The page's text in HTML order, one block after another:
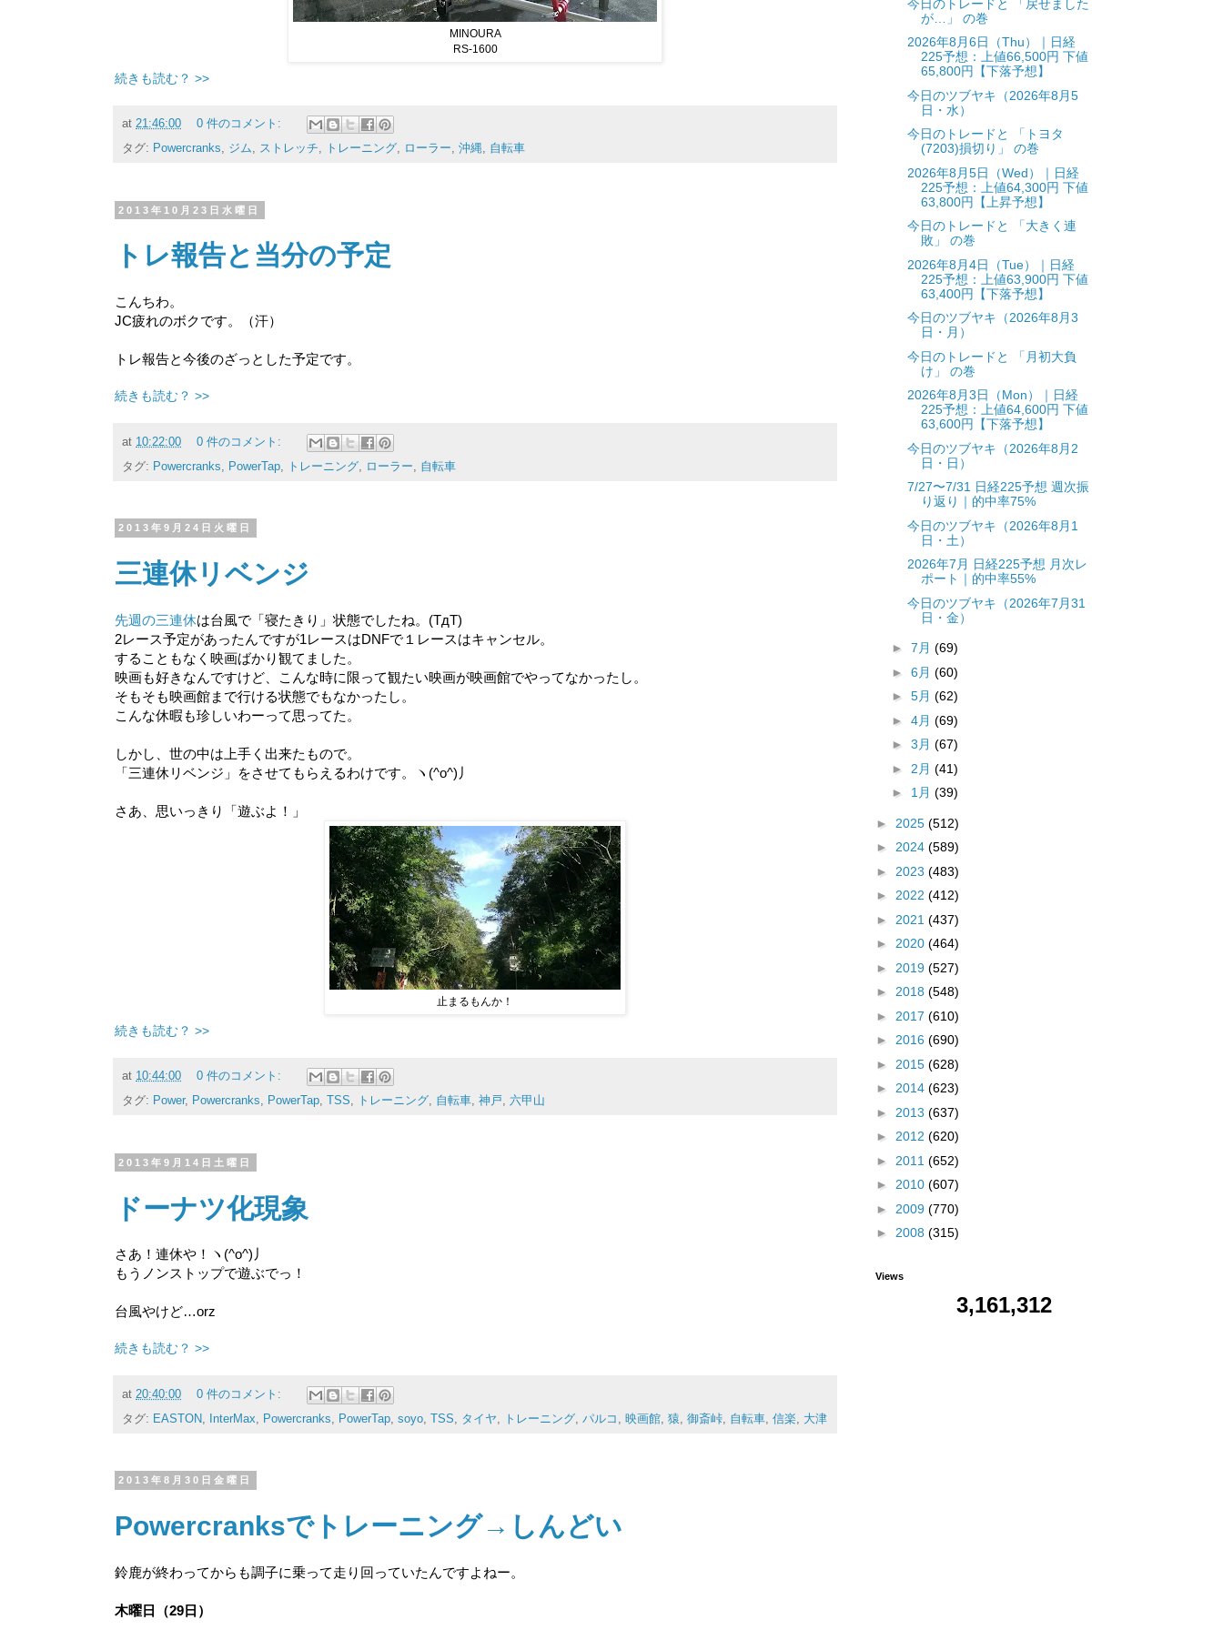
MINOURA
RS-1600
続きも読む？ >>
at 21:46:00
0 件のコメント:
タグ: Powercranks, ジム, ストレッチ, トレーニング, ローラー, 沖縄, 自転車
2013年10月23日水曜日
トレ報告と当分の予定
こんちわ。
JC疲れのボクです。（汗）
トレ報告と今後のざっとした予定です。
続きも読む？ >>
at 10:22:00
0 件のコメント:
タグ: Powercranks PowerTap トレーニング ローラー 自転車
2013年9月24日火曜日
三連休リベンジ
先週の三連休は台風で「寝たきり」状態でしたね。(TдT)
2レース予定があったんですが1レースはDNFで１レースはキャンセル。
することもなく映画ばかり観てました。
映画も好きなんですけど、こんな時に限って観たい映画が映画館でやってなかったし。
そもそも映画館まで行ける状態でもなかったし。
こんな休暇も珍しいわーって思ってた。
しかし、世の中は上手く出来たもので。
「三連休リベンジ」をさせてもらえるわけです。ヽ(^o^)丿
さあ、思いっきり「遊ぶよ！」
止まるもんか！
続きも読む？ >>
at 10:44:00
0 件のコメント:
タグ: Power, Powercranks, PowerTap, TSS, トレーニング, 自転車, 神戸, 六甲山
2013年9月14日土曜日
ドーナツ化現象
さあ！連休や！ヽ(^o^)丿
もうノンストップで遊ぶでっ！
台風やけど…orz
続きも読む？ >>
at 20:40:00
0 件のコメント:
タグ: EASTON InterMax Powercranks PowerTap soyo TSS タイヤ トレーニング パルコ 映画館 猿 御斎峠 自転車 信楽 大津
2013年8月30日金曜日
Powercranksでトレーニング→しんどい
鈴鹿が終わってからも調子に乗って走り回っていたんですよねー。
木曜日（29日）
今日のトレードと 「戻せました
が…」 の巻
2026年8月6日（Thu）｜日経
225予想：上値66,500円 下値
65,800円【下落予想】
今日のツブヤキ（2026年8月5
日・水）
今日のトレードと 「トヨタ
(7203)損切り」 の巻
2026年8月5日（Wed）｜日経
225予想：上値64,300円 下値
63,800円【上昇予想】
今日のトレードと 「大きく連
敗」 の巻
2026年8月4日（Tue）｜日経
225予想：上値63,900円 下値
63,400円【下落予想】
今日のツブヤキ（2026年8月3
日・月）
今日のトレードと 「月初大負
け」 の巻
2026年8月3日（Mon）｜日経
225予想：上値64,600円 下値
63,600円【下落予想】
今日のツブヤキ（2026年8月2
日・日）
7/27〜7/31 日経225予想 週次振
り返り｜的中率75%
今日のツブヤキ（2026年8月1
日・土）
2026年7月 日経225予想 月次レ
ポート｜的中率55%
今日のツブヤキ（2026年7月31
日・金）
► 7月 (69)
► 6月 (60)
► 5月 (62)
► 4月 (69)
► 3月 (67)
► 2月 (41)
► 1月 (39)
► 2025 (512)
► 2024 (589)
► 2023 (483)
► 2022 (412)
► 2021 (437)
► 2020 (464)
► 2019 (527)
► 2018 (548)
► 2017 (610)
► 2016 (690)
► 2015 (628)
► 2014 (623)
► 2013 (637)
► 2012 (620)
► 2011 (652)
► 2010 (607)
► 2009 (770)
► 2008 (315)
Views
3,161,312